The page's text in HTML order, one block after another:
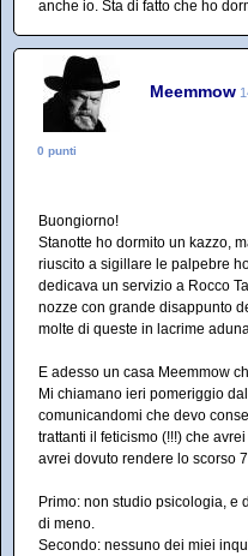
anche io. Sta di fatto che ho
Meemmow
0 punti
Buongiorno!
Stanotte ho dormito un kazzo,
riuscito a sigillare le palpebre
dedicava un servizio a Rocco
nozze con grande disappunto
molte di queste in lacrime
E adesso un casa Meemmow
Mi chiamano ieri pomeriggio
comunicandomi che devo
trattanti il feticismo (!!!) che
avrei dovuto rendere lo scorso
Primo: non studio psicologia, e
di meno.
Secondo: nessuno dei miei